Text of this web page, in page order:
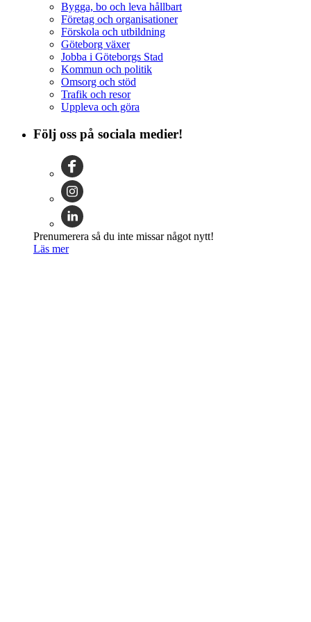
Bygga, bo och leva hållbart
Företag och organisationer
Förskola och utbildning
Göteborg växer
Jobba i Göteborgs Stad
Kommun och politik
Omsorg och stöd
Trafik och resor
Uppleva och göra
Följ oss på sociala medier!
Prenumerera så du inte missar något nytt!
Läs mer